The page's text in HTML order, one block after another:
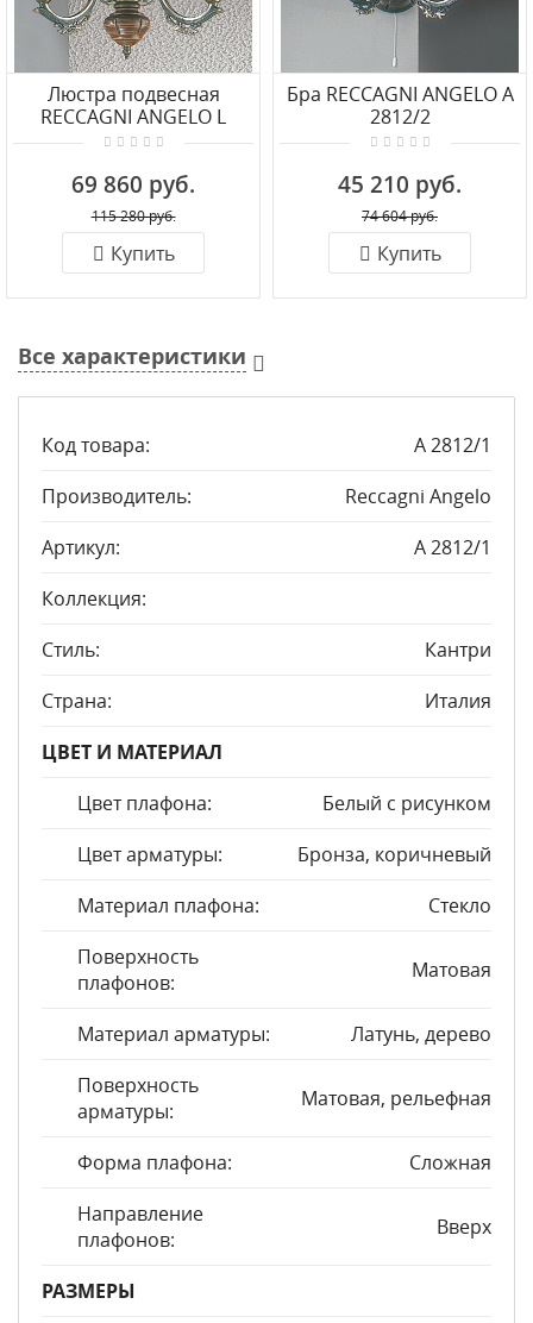
Люстра подвесная
RECCAGNI ANGELO L
2812/3
69 860 руб.
115 280 руб.
Купить
Бра RECCAGNI ANGELO A
2812/2
45 210 руб.
74 604 руб.
Купить
Все характеристики
Код товара:
A 2812/1
Производитель:
Reccagni Angelo
Артикул:
A 2812/1
Коллекция:
Стиль:
Кантри
Страна:
Италия
ЦВЕТ И МАТЕРИАЛ
Цвет плафона:
Белый с рисунком
Цвет арматуры:
Бронза, коричневый
Материал плафона:
Стекло
Поверхность
плафонов:
Матовая
Материал арматуры:
Латунь, дерево
Поверхность
арматуры:
Матовая, рельефная
Форма плафона:
Сложная
Направление
плафонов:
Вверх
РАЗМЕРЫ